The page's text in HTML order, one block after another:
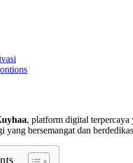
, platform digital terpercaya
yang bersemangat dan